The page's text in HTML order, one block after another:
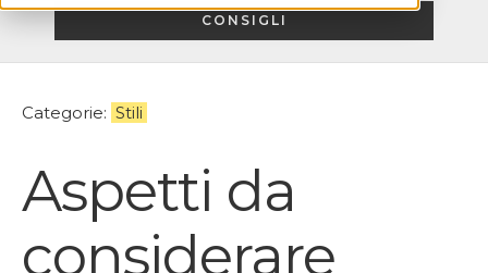
CONSIGLI
Categorie: Stili
Aspetti da
considerare